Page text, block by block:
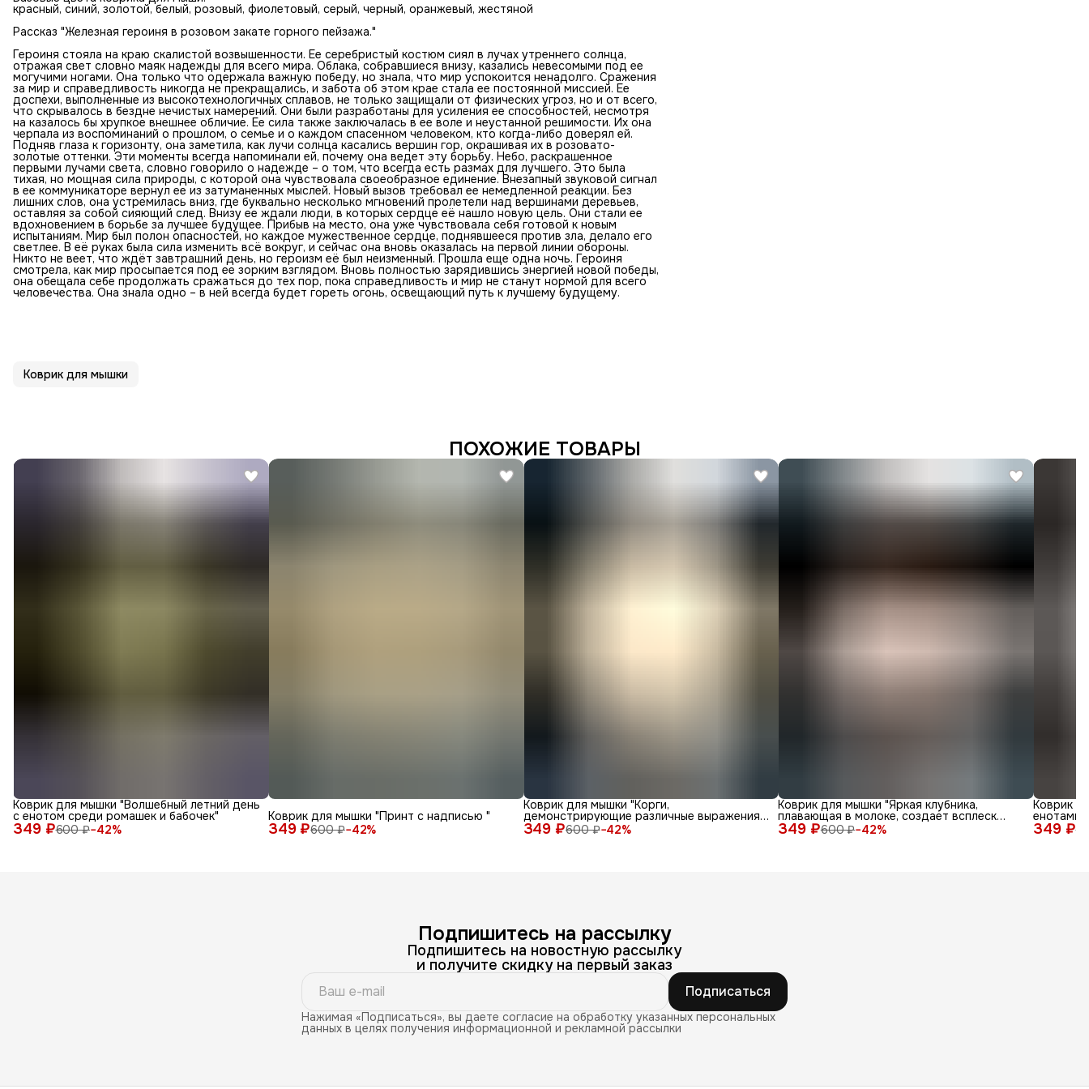
реакции. Без лишних слов, она устремилась вниз, где
люди, в которых сердце её нашло новую цель. Они стали ее
вдохновением в борьбе за лучшее будущее. Прибыв на место,
она уже чувствовала себя готовой к новым испытаниям. Мир
был полон опасностей, но каждое мужественное сердце,
поднявшееся против зла, делало его светлее. В её руках была
сила изменить всё вокруг, и сейчас она вновь оказалась на
первой линии обороны. Никто не веет, что ждёт завтрашний
день, но героизм её был неизменный. Прошла еще одна ночь.
Героиня смотрела, как мир просыпается под ее зорким
взглядом. Вновь полностью зарядившись энергией новой
победы, она обещала себе продолжать сражаться до тех пор,
пока справедливость и мир не станут нормой для всего
человечества. Она знала одно – в ней всегда будет гореть
огонь, освещающий путь к лучшему будущему.
красный, синий, золотой, белый, розовый, фиолетовый, серый, черный, оранжевый, жестяной
Рассказ "Железная героиня в розовом закате горного пейзажа."
Героиня стояла на краю скалистой возвышенности. Ее серебристый костюм сиял в лучах утреннего солнца,
отражая свет словно маяк надежды для всего мира. Облака, собравшиеся внизу, казались невесомыми под ее
могучими ногами. Она только что одержала важную победу, но знала, что мир успокоится ненадолго. Сражения
за мир и справедливость никогда не прекращались, и забота об этом крае стала ее постоянной миссией. Ее
доспехи, выполненные из высокотехнологичных сплавов, не только защищали от физических угроз, но и от всего,
что скрывалось в бездне нечистых намерений. Они были разработаны для усиления ее способностей, несмотря
на казалось бы хрупкое внешнее обличие. Ее сила также заключалась в ее воле и неустанной решимости. Их она
черпала из воспоминаний о прошлом, о семье и о каждом спасенном человеком, кто когда-либо доверял ей.
Подняв глаза к горизонту, она заметила, как лучи солнца касались вершин гор, окрашивая их в розовато-
золотые оттенки. Эти моменты всегда напоминали ей, почему она ведет эту борьбу. Небо, раскрашенное
первыми лучами света, словно говорило о надежде – о том, что всегда есть размах для лучшего. Это была
тихая, но мощная сила природы, с которой она чувствовала своеобразное единение. Внезапный звуковой сигнал
в ее коммуникаторе вернул ее из затуманенных мыслей. Новый вызов требовал ее немедленной реакции. Без
лишних слов, она устремилась вниз, где буквально несколько мгновений пролетели над вершинами деревьев,
оставляя за собой сияющий след. Внизу ее ждали люди, в которых сердце её нашло новую цель. Они стали ее
вдохновением в борьбе за лучшее будущее. Прибыв на место, она уже чувствовала себя готовой к новым
испытаниям. Мир был полон опасностей, но каждое мужественное сердце, поднявшееся против зла, делало его
светлее. В её руках была сила изменить всё вокруг, и сейчас она вновь оказалась на первой линии обороны.
Никто не веет, что ждёт завтрашний день, но героизм её был неизменный. Прошла еще одна ночь. Героиня
смотрела, как мир просыпается под ее зорким взглядом. Вновь полностью зарядившись энергией новой победы,
она обещала себе продолжать сражаться до тех пор, пока справедливость и мир не станут нормой для всего
человечества. Она знала одно – в ней всегда будет гореть огонь, освещающий путь к лучшему будущему.
Коврик для мышки
ПОХОЖИЕ ТОВАРЫ
349 ₽600 ₽−42%
Коврик для мышки "Волшебный летний день
с енотом среди ромашек и бабочек"
349 ₽600 ₽−42%
Коврик для мышки "Принт с надписью "
349 ₽600 ₽−42%
Коврик для мышки "Корги,
демонстрирующие различные выражения
лица и эмоции на белом фоне" 349 ₽600 ₽−42%
Коврик для мышки "Яркая клубника,
плавающая в молоке, создает всплеск
радости" 349 ₽
Коврик
енотами
Подпишитесь на рассылку
Подпишитесь на новостную рассылку
и получите скидку на первый заказ
Подписаться
Нажимая «Подписаться», вы даете согласие на обработку указанных персональных
данных в целях получения информационной и рекламной рассылки